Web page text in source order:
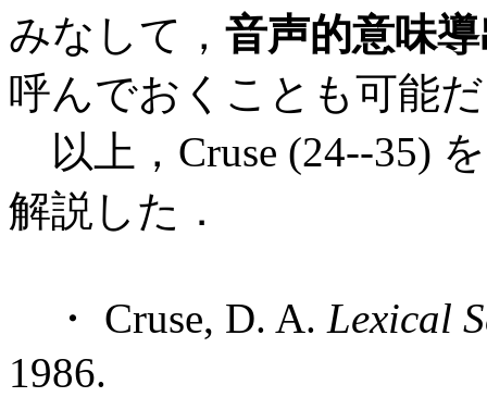
みなして， 音声的意味
呼んでおくことも可能
以上，Cruse (24--35)
解説した．
・ Cruse, D. A. Lexical
1986.